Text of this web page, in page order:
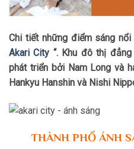
Chi tiết những điểm sáng
Akari City “. Khu đô thị
phát triển bởi Nam Long và
Hankyu Hanshin và Nishi
THÀNH PHỐ ÁNH